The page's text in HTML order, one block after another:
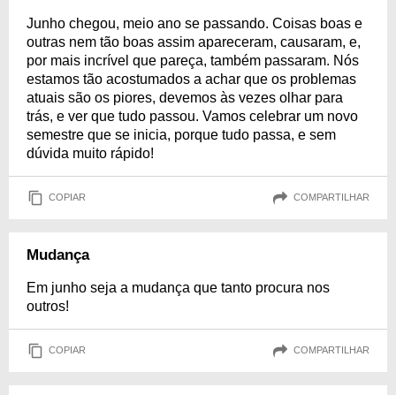
Junho chegou, meio ano se passando. Coisas boas e
outras nem tão boas assim apareceram, causaram, e,
por mais incrível que pareça, também passaram. Nós
estamos tão acostumados a achar que os problemas
atuais são os piores, devemos às vezes olhar para
trás, e ver que tudo passou. Vamos celebrar um novo
semestre que se inicia, porque tudo passa, e sem
dúvida muito rápido!
COPIAR COMPARTILHAR
Mudança
Em junho seja a mudança que tanto procura nos
outros!
COPIAR COMPARTILHAR